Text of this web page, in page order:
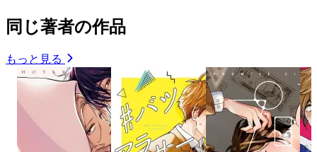
同じ著者の作品
もっと見る